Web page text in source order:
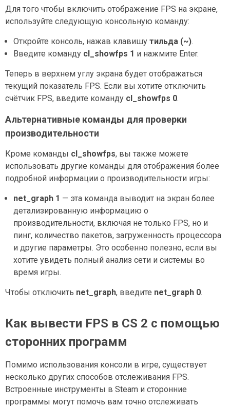
Для того чтобы включить отображение FPS на экране,
используйте следующую консольную команду:
Откройте консоль, нажав клавишу тильда (~).
Введите команду cl_showfps 1 и нажмите Enter.
Теперь в верхнем углу экрана будет отображаться
текущий показатель FPS. Если вы хотите отключить
счётчик FPS, введите команду cl_showfps 0.
Альтернативные команды для проверки
производительности
Кроме команды cl_showfps, вы также можете
использовать другие команды для отображения более
подробной информации о производительности игры:
net_graph 1 — эта команда выводит на экран более
детализированную информацию о
производительности, включая не только FPS, но и
пинг, количество пакетов, загруженность процессора
и другие параметры. Это особенно полезно, если вы
хотите увидеть полный анализ сети и системы во
время игры.
Чтобы отключить net_graph, введите net_graph 0.
Как вывести FPS в CS 2 с помощью
сторонних программ
Помимо использования консоли в игре, существует
несколько других способов отслеживания FPS.
Встроенные инструменты в Steam и сторонние
программы могут помочь вам точно отслеживать